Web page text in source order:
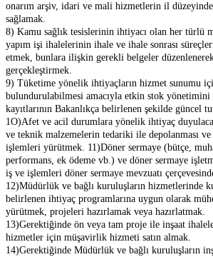
onarım arşiv, idari ve mali hizmetlerin il
sağlamak.
8) Kamu sağlık tesislerinin ihtiyacı olan her türlü
yapım işi ihalelerinin ihale ve ihale sonrası
etmek, bunlara ilişkin gerekli belgeler
gerçekleştirmek.
9) Tüketime yönelik ihtiyaçların hizmet sunumu
bulundurulabilmesi amacıyla etkin stok
kayıtlarının Bakanlıkça belirlenen şekilde güncel
1O)Afet ve acil durumlara yönelik ihtiyaç
ve teknik malzemelerin tedariki ile depolanması ve
işlemleri yürütmek. 11)Döner sermaye (bütçe,
performans, ek ödeme vb.) ve döner sermaye
iş ve işlemleri döner sermaye mevzuatı
12)Müdürlük ve bağlı kuruluşların hizmetlerinde
belirlenen ihtiyaç programlarına uygun olarak
yürütmek, projeleri hazırlamak veya hazırlatmak.
13)Gerektiğinde ön veya tam proje ile inşaat
hizmetler için müşavirlik hizmeti satın almak.
14)Gerektiğinde Müdürlük ve bağlı kuruluşların